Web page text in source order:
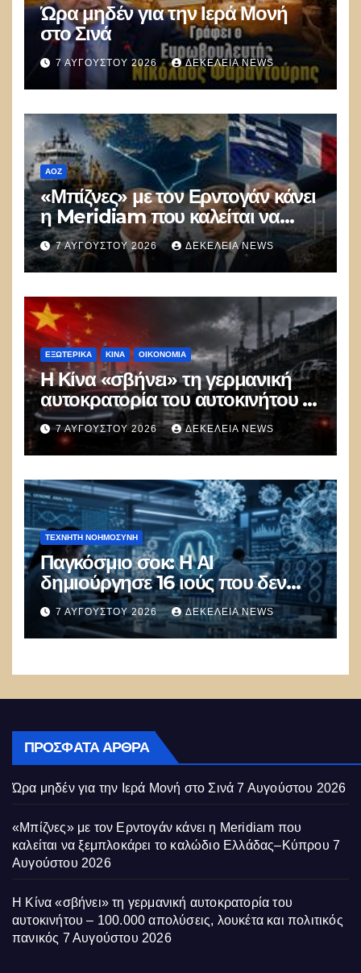
Ώρα μηδέν για την Ιερά Μονή
στο Σινά
7 ΑΥΓΟΎΣΤΟΥ 2026 ΔΕΚΈΛΕΙΑ NEWS
ΑΟΖ
«Μπίζνες» με τον Ερντογάν κάνει
η Meridiam που καλείται να
ξεμπλοκάρει το καλώδιο
Ελλάδας–Κύπρου
7 ΑΥΓΟΎΣΤΟΥ 2026 ΔΕΚΈΛΕΙΑ NEWS
ΕΞΩΤΕΡΙΚΑ ΚΊΝΑ ΟΙΚΟΝΟΜΙΑ
Η Κίνα «σβήνει» τη γερμανική
αυτοκρατορία του αυτοκινήτου –
100.000 απολύσεις, λουκέτα και
πολιτικός πανικός
7 ΑΥΓΟΎΣΤΟΥ 2026 ΔΕΚΈΛΕΙΑ NEWS
ΤΕΧΝΗΤΉ ΝΟΗΜΟΣΎΝΗ
Παγκόσμιο σοκ: Η ΑΙ
δημιούργησε 16 ιούς που δεν
υπάρχουν στη φύση –
Συναγερμός: Ο εφιάλτης μόλις
άρχισε
7 ΑΥΓΟΎΣΤΟΥ 2026 ΔΕΚΈΛΕΙΑ NEWS
ΠΡΌΣΦΑΤΑ ΆΡΘΡΑ
Ώρα μηδέν για την Ιερά Μονή στο Σινά 7 Αυγούστου 2026
«Μπίζνες» με τον Ερντογάν κάνει η Meridiam που
καλείται να ξεμπλοκάρει το καλώδιο Ελλάδας–Κύπρου 7
Αυγούστου 2026
Η Κίνα «σβήνει» τη γερμανική αυτοκρατορία του
αυτοκινήτου – 100.000 απολύσεις, λουκέτα και πολιτικός
πανικός 7 Αυγούστου 2026